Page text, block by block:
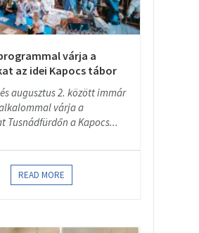
várja a
az idei Kapocs tábor
augusztus 2. között immár
várja a
Tusnádfürdőn a Kapocs...
READ MORE